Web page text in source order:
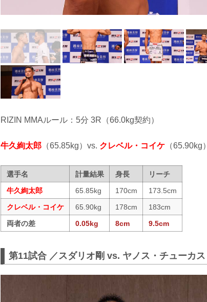
RIZIN MMAルール：5分 3R（66.0kg契約）
牛久絢太郎 （65.85kg）vs. クレベル・コイケ （65.90kg）
選手名 計量結果 身長
リーチ
牛久絢太郎
65.85kg 170cm
173.5cm
クレベル・コイケ
65.90kg 178cm
183cm
両者の差
0.05kg 8cm 9.5cm
第11試合 ／スダリオ剛 vs. ヤノス・チューカス